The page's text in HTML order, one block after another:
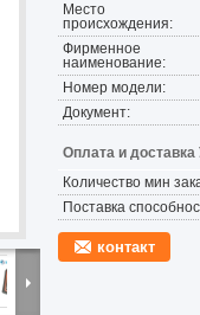
Место
происхождения:
Фирменное
наименование:
Номер модели:
Документ:
Оплата и доставка
Количество мин
Поставка
контакт